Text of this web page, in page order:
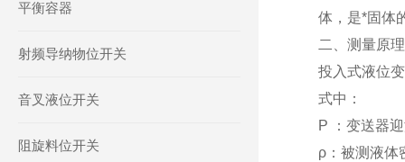
平衡容器
射频导纳物位开关
音叉液位开关
阻旋料位开关
体，是*固体
二、测量原
投入式液位
式中：
P ：变送器
ρ：被测液体